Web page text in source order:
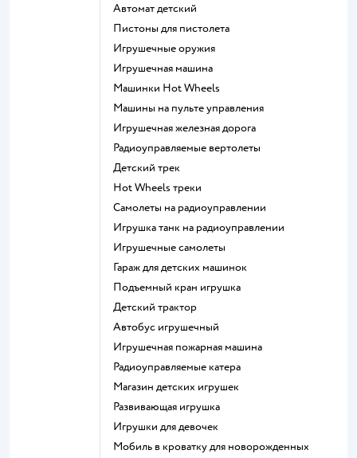
Автомат детский
Пистоны для пистолета
Игрушечные оружия
Игрушечная машина
Машинки Hot Wheels
Машины на пульте управления
Игрушечная железная дорога
Радиоуправляемые вертолеты
Детский трек
Hot Wheels треки
Самолеты на радиоуправлении
Игрушка танк на радиоуправлении
Игрушечные самолеты
Гараж для детских машинок
Подъемный кран игрушка
Детский трактор
Автобус игрушечный
Игрушечная пожарная машина
Радиоуправляемые катера
Магазин детских игрушек
Развивающая игрушка
Игрушки для девочек
Мобиль в кроватку для новорожденных